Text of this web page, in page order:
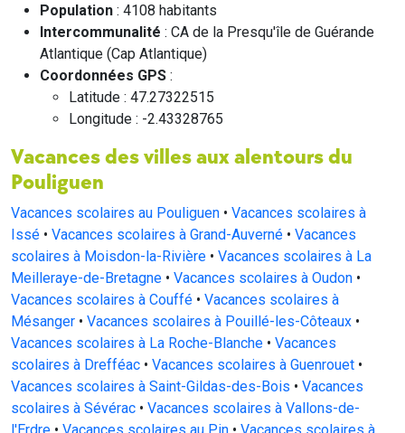
Population : 4108 habitants
Intercommunalité : CA de la Presqu'île de Guérande
Atlantique (Cap Atlantique)
Coordonnées GPS :
Latitude : 47.27322515
Longitude : -2.43328765
Vacances des villes aux alentours du
Pouliguen
Vacances scolaires au Pouliguen • Vacances scolaires à
Issé • Vacances scolaires à Grand-Auverné • Vacances
scolaires à Moisdon-la-Rivière • Vacances scolaires à La
Meilleraye-de-Bretagne • Vacances scolaires à Oudon •
Vacances scolaires à Couffé • Vacances scolaires à
Mésanger • Vacances scolaires à Pouillé-les-Côteaux •
Vacances scolaires à La Roche-Blanche • Vacances
scolaires à Drefféac • Vacances scolaires à Guenrouet •
Vacances scolaires à Saint-Gildas-des-Bois • Vacances
scolaires à Sévérac • Vacances scolaires à Vallons-de-